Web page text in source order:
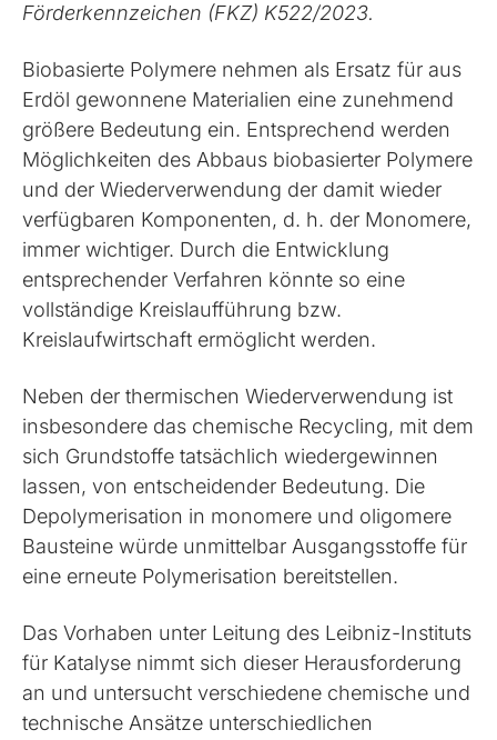
Förderkennzeichen (FKZ) K522/2023.
Biobasierte Polymere nehmen als Ersatz für aus
Erdöl gewonnene Materialien eine zunehmend
größere Bedeutung ein. Entsprechend werden
Möglichkeiten des Abbaus biobasierter Polymere
und der Wiederverwendung der damit wieder
verfügbaren Komponenten, d. h. der Monomere,
immer wichtiger. Durch die Entwicklung
entsprechender Verfahren könnte so eine
vollständige Kreislaufführung bzw.
Kreislaufwirtschaft ermöglicht werden.
Neben der thermischen Wiederverwendung ist
insbesondere das chemische Recycling, mit dem
sich Grundstoffe tatsächlich wiedergewinnen
lassen, von entscheidender Bedeutung. Die
Depolymerisation in monomere und oligomere
Bausteine würde unmittelbar Ausgangsstoffe für
eine erneute Polymerisation bereitstellen.
Das Vorhaben unter Leitung des Leibniz-Instituts
für Katalyse nimmt sich dieser Herausforderung
an und untersucht verschiedene chemische und
technische Ansätze unterschiedlichen